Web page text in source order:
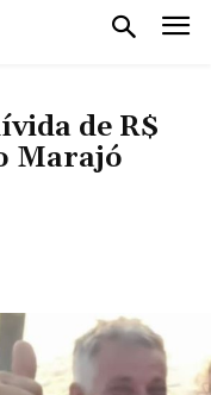
de R$
Marajó